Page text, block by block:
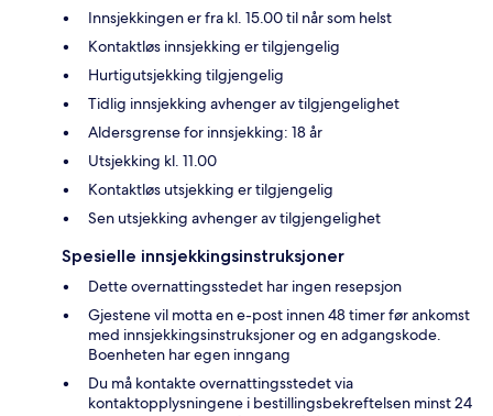
Innsjekkingen er fra kl. 15.00 til når som helst
Kontaktløs innsjekking er tilgjengelig
Hurtigutsjekking tilgjengelig
Tidlig innsjekking avhenger av tilgjengelighet
Aldersgrense for innsjekking: 18 år
Utsjekking kl. 11.00
Kontaktløs utsjekking er tilgjengelig
Sen utsjekking avhenger av tilgjengelighet
Spesielle innsjekkingsinstruksjoner
Dette overnattingsstedet har ingen resepsjon
Gjestene vil motta en e-post innen 48 timer før ankomst
med innsjekkingsinstruksjoner og en adgangskode.
Boenheten har egen inngang
Du må kontakte overnattingsstedet via
kontaktopplysningene i bestillingsbekreftelsen minst 24